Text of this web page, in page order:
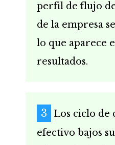
perfil de flujo
de la empresa
lo que aparece
resultados.
Los ciclo de
efectivo bajos